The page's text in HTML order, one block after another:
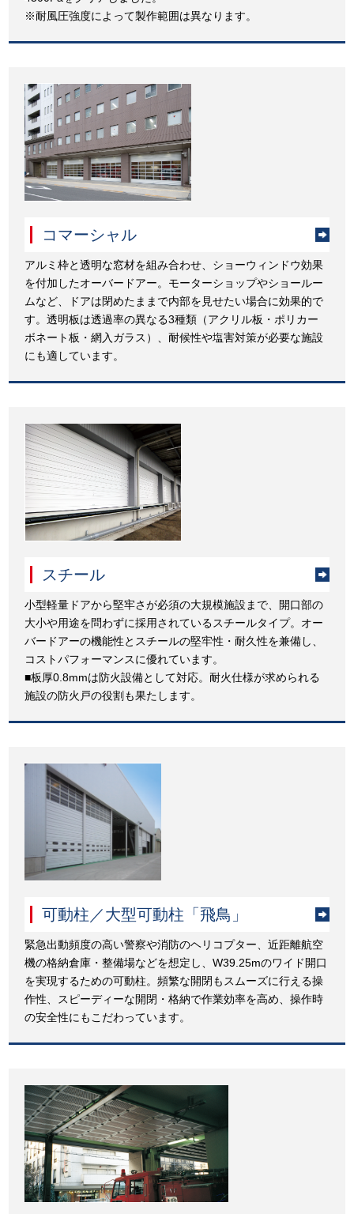
※耐風圧強度によって製作範囲は異なります。
コマーシャル
アルミ枠と透明な窓材を組み合わせ、ショーウィンドウ効果
を付加したオーバードアー。モーターショップやショールー
ムなど、ドアは閉めたままで内部を見せたい場合に効果的で
す。透明板は透過率の異なる3種類（アクリル板・ポリカー
ボネート板・網入ガラス）、耐候性や塩害対策が必要な施設
にも適しています。
スチール
小型軽量ドアから堅牢さが必須の大規模施設まで、開口部の
大小や用途を問わずに採用されているスチールタイプ。オー
バードアーの機能性とスチールの堅牢性・耐久性を兼備し、
コストパフォーマンスに優れています。
■板厚0.8mmは防火設備として対応。耐火仕様が求められる
施設の防火戸の役割も果たします。
可動柱／大型可動柱「飛鳥」
緊急出動頻度の高い警察や消防のヘリコプター、近距離航空
機の格納倉庫・整備場などを想定し、W39.25mのワイド開口
を実現するための可動柱。頻繁な開閉もスムーズに行える操
作性、スピーディーな開閉・格納で作業効率を高め、操作時
の安全性にもこだわっています。